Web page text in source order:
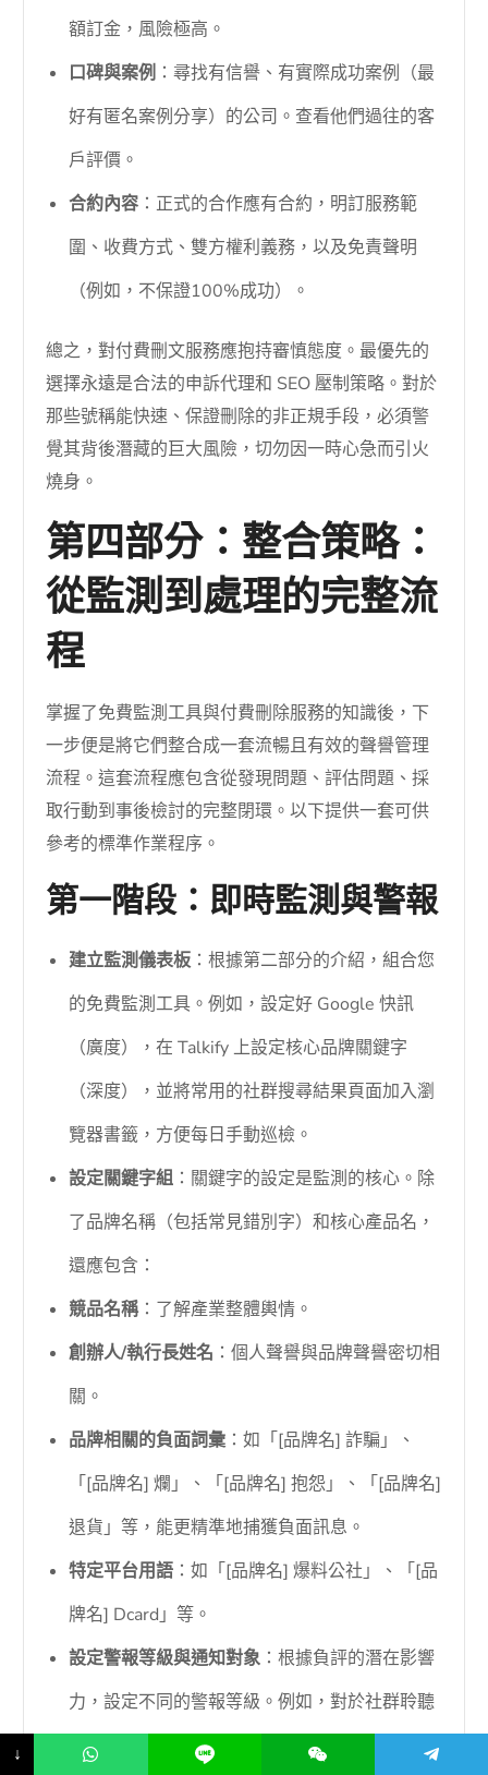
額訂金，風險極高。
口碑與案例 ：尋找有信譽、有實際成功案例（最
好有匿名案例分享）的公司。查看他們過往的客
戶評價。
合約內容 ：正式的合作應有合約，明訂服務範
圍、收費方式、雙方權利義務，以及免責聲明
（例如，不保證100%成功）。
總之，對付費刪文服務應抱持審慎態度。最優先的
選擇永遠是合法的申訴代理和 SEO 壓制策略。對於
那些號稱能快速、保證刪除的非正規手段，必須警
覺其背後潛藏的巨大風險，切勿因一時心急而引火
燒身。
第四部分：整合策略：
從監測到處理的完整流
程
掌握了免費監測工具與付費刪除服務的知識後，下
一步便是將它們整合成一套流暢且有效的聲譽管理
流程。這套流程應包含從發現問題、評估問題、採
取行動到事後檢討的完整閉環。以下提供一套可供
參考的標準作業程序。
第一階段：即時監測與警報
建立監測儀表板：根據第二部分的介紹，組合您
的免費監測工具。例如，設定好 Google 快訊
（廣度），在 Talkify 上設定核心品牌關鍵字
（深度），並將常用的社群搜尋結果頁面加入瀏
覽器書籤，方便每日手動巡檢。
設定關鍵字組 ：關鍵字的設定是監測的核心。除
了品牌名稱（包括常見錯別字）和核心產品名，
還應包含：
競品名稱：了解產業整體輿情。
創辦人/執行長姓名 ：個人聲譽與品牌聲譽密切相
關。
品牌相關的負面詞彙 ：如「[品牌名] 詐騙」、
「[品牌名] 爛」、「[品牌名] 抱怨」、「[品牌名]
退貨」等，能更精準地捕獲負面訊息。
特定平台用語 ：如「[品牌名] 爆料公社」、「[品
牌名] Dcard」等。
設定警報等級與通知對象 ：根據負評的潛在影響
力，設定不同的警報等級。例如，對於社群聆聽
工具偵測到的高互動、高擴散貼文，設定為「高
↓